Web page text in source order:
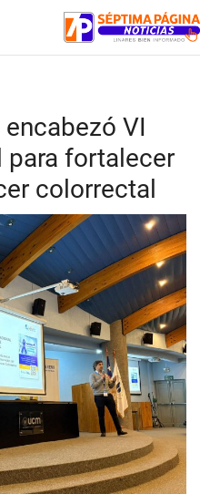
encabezó VI
para fortalecer
colorrectal